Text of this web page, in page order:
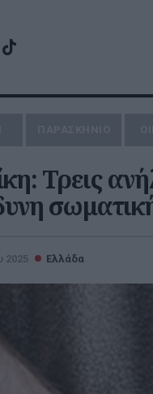
Τρεις
2025 Ελλάδα